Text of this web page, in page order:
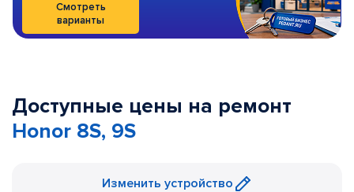
Смотреть
варианты
Доступные цены на ремонт
Honor 8S, 9S
Изменить устройство